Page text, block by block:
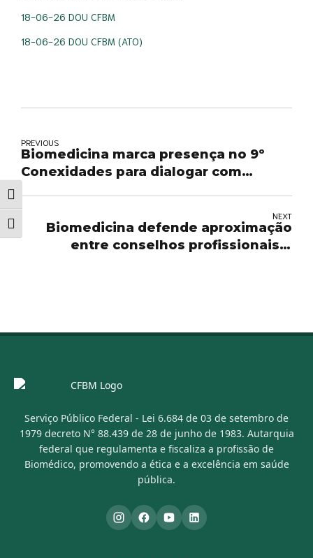
Alternar alto contraste
Alternar tamanho da fonte
18-06-26 DOU CFBM
18-06-26 DOU CFBM (ATO)
PREVIOUS
Biomedicina marca presença no 9º
Conexidades para dialogar com
saúde pública
NEXT
Biomedicina defende aproximação
entre conselhos profissionais e
Serviço Público Federal - Lei 6.684 de 03 de setembro de
1979 decreto N° 88.439 de 28 de junho de 1983. Autarquia
federal que regulamenta e fiscaliza a profissão de
Biomédico, promovendo a ética e a excelência em saúde
pública.